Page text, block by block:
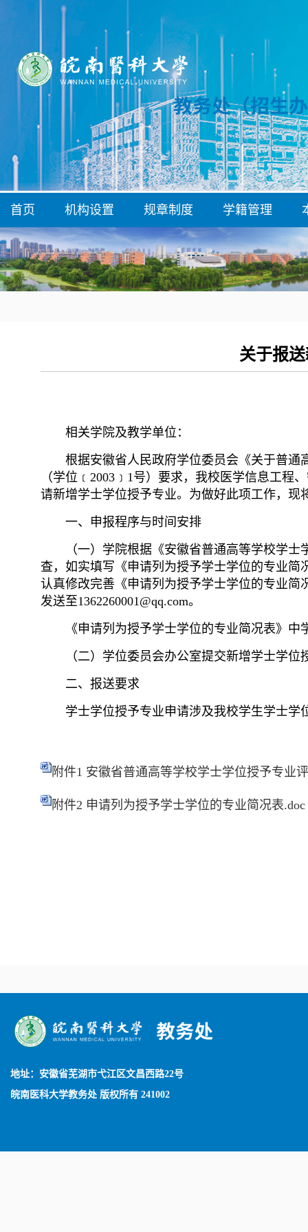
首页 机构设置 规章制度 学籍管理
关于报
相关学院及教学单位：
根据安徽省人民政府学位委员会《关于普
（学位﹝2003﹞1号）要求，我校医学信息工
请新增学士学位授予专业。为做好此项工作，现
一、申报程序与时间安排
（一）学院根据《安徽省普通高等学校学
查，如实填写《申请列为授予学士学位的专业
认真修改完善《申请列为授予学士学位的专业
发送至1362260001@qq.com。
《申请列为授予学士学位的专业简况表》
（二）学位委员会办公室提交新增学士学
二、报送要求
学士学位授予专业申请涉及我校学生学士
附件1 安徽省普通高等学校学士学位授予专业
附件2 申请列为授予学士学位的专业简况表.doc
地址：安徽省芜湖市弋江区文昌西路22号
皖南医科大学教务处 版权所有 241002